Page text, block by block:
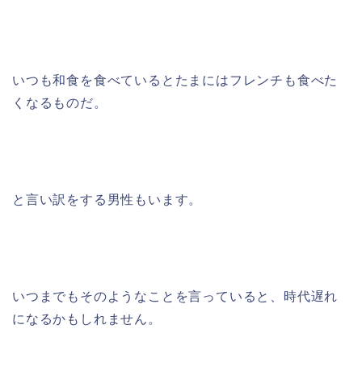
いつも和食を食べているとたまにはフレンチも食べた
くなるものだ。
と言い訳をする男性もいます。
いつまでもそのようなことを言っていると、時代遅れ
になるかもしれません。